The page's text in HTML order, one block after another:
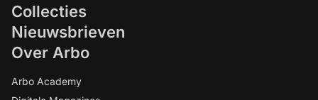
Collecties
Nieuwsbrieven
Over Arbo
Arbo Academy